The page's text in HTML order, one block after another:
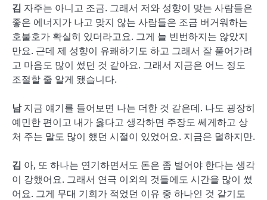
김 자주는 아니고 조금. 그래서 저와 성향이 맞는 사람들은
좋은 에너지가 나고 맞지 않는 사람들은 조금 버거워하는
호불호가 확실히 있더라고요. 그게 늘 빈번하지는 않았지
만요. 근데 제 성향이 유쾌하기도 하고 그래서 잘 풀어가려
고 마음도 많이 썼던 것 같아요. 그래서 지금은 어느 정도
조절할 줄 알게 됐습니다.
남지금 얘기를 들어보면 나는 더한 것 같은데. 나도 굉장히
예민한 편이고 내가 옳다고 생각하면 주장도 쎄게하고 상
처 주는 말도 많이 했던 시절이 있었어요. 지금은 덜하지만.
김 아, 또 하나는 연기하면서도 돈은 좀 벌어야 한다는 생각
이 강했어요. 그래서 연극 이외의 것들에도 시간을 많이 썼
어요. 그게 무대 기회가 적었던 이유 중 하나인 것 같기도